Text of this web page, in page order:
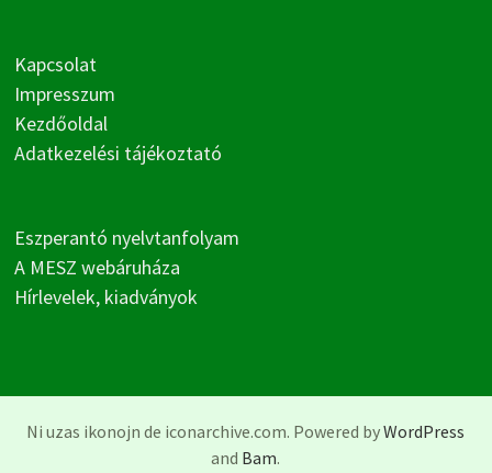
Kapcsolat
Impresszum
Kezdőoldal
Adatkezelési tájékoztató
Eszperantó nyelvtanfolyam
A MESZ webáruháza
Hírlevelek, kiadványok
Ni uzas ikonojn de iconarchive.com. Powered byWordPress
and Bam.